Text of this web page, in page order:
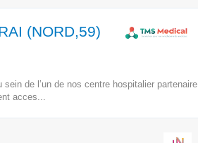
(NORD,59)
de l’un de nos centre hospitalier partenaire
acces...